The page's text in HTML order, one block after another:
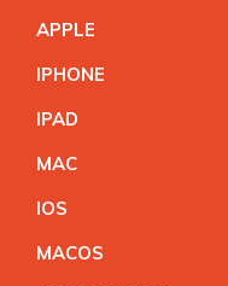
APPLE
IPHONE
IPAD
MAC
IOS
MACOS